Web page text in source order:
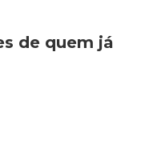
de quem já